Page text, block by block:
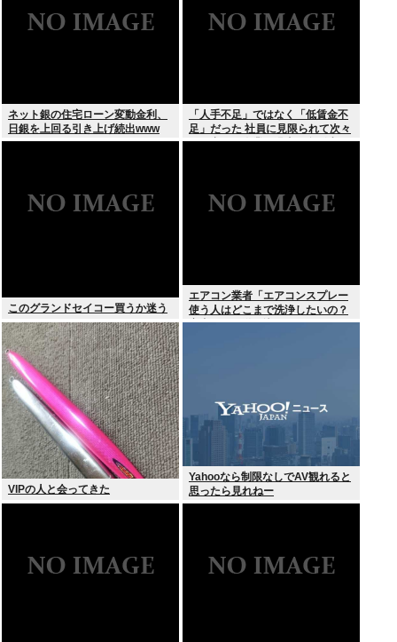
ネット銀の住宅ローン変動金利、
日銀を上回る引き上げ続出www
「人手不足」ではなく「低賃金不
足」だった 社員に見限られて次々
と倒産する企業が過去最多 給与ア
このグランドセイコー買うか迷う
エアコン業者「エアコンスプレー
使う人はどこまで洗浄したいの？
室内に風を送り込んでるファンは
VIPの人と会ってきた
Yahooなら制限なしでAV観れると
思ったら見れねー